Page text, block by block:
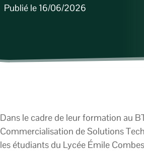
Publié le 16/06/2026
Dans le cadre de leur formation au
Commercialisation de Solutions
les étudiants du Lycée Émile